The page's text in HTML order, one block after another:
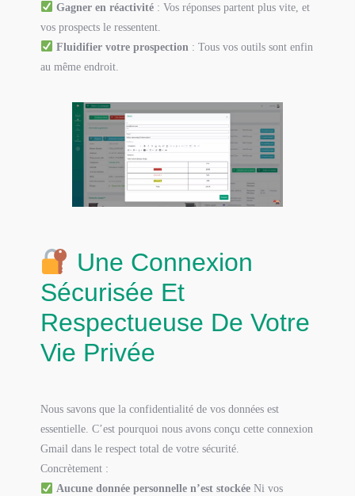
Gagner en réactivité : Vos réponses partent plus vite, et
vos prospects le ressentent.
Fluidifier votre prospection : Tous vos outils sont enfin
au même endroit.
Une Connexion
Sécurisée Et
Respectueuse De Votre
Vie Privée
Nous savons que la confidentialité de vos données est
essentielle. C’est pourquoi nous avons conçu cette connexion
Gmail dans le respect total de votre sécurité.
Concrètement :
Aucune donnée personnelle n’est stockée Ni vos